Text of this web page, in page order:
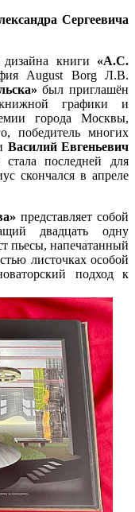
Сергеевича
книги «А.С.
August Borg Л.В.
был приглашён
графики и
города Москвы,
победитель многих
Василий Евгеньевич
последней для
скончался в апреле
представляет собой
двадцать одну
пьесы, напечатанный
листочках особой
подход к